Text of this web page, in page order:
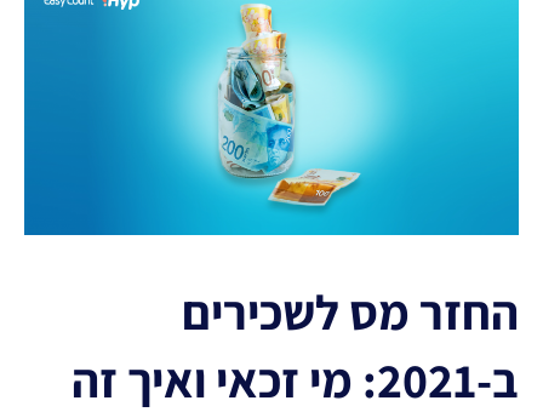
החזר מס לשכירים
ב-2021: מי זכאי ואיך זה